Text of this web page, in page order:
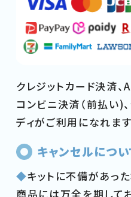
クレジットカード決済
コンビニ決済（前払い)
ディがご利用になれます
キャンセルについ
◆キットに不備があっ
商品には万全を期して